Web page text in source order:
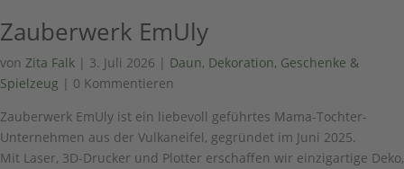
Zauberwerk EmUly
von Zita Falk | 3. Juli 2026 | Daun, Dekoration, Geschenke &
Spielzeug | 0 Kommentieren
Zauberwerk EmUly ist ein liebevoll geführtes Mama-Tochter-
Unternehmen aus der Vulkaneifel, gegründet im Juni 2025.
Mit Laser, 3D-Drucker und Plotter erschaffen wir einzigartige Deko,